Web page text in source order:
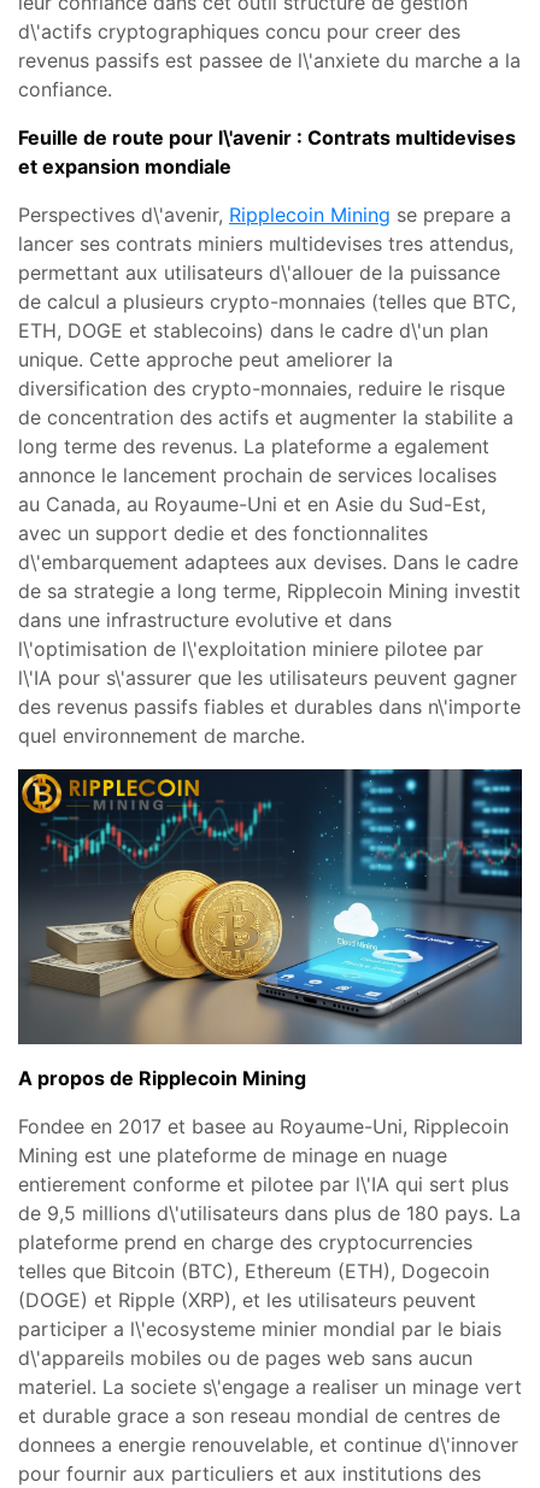
d\'actifs cryptographiques concu pour creer des
revenus passifs est passee de l\'anxiete du marche a la
confiance.
Feuille de route pour l\'avenir : Contrats multidevises
et expansion mondiale
Perspectives d\'avenir, Ripplecoin Mining se prepare a
lancer ses contrats miniers multidevises tres attendus,
permettant aux utilisateurs d\'allouer de la puissance
de calcul a plusieurs crypto-monnaies (telles que BTC,
ETH, DOGE et stablecoins) dans le cadre d\'un plan
unique. Cette approche peut ameliorer la
diversification des crypto-monnaies, reduire le risque
de concentration des actifs et augmenter la stabilite a
long terme des revenus. La plateforme a egalement
annonce le lancement prochain de services localises
au Canada, au Royaume-Uni et en Asie du Sud-Est,
avec un support dedie et des fonctionnalites
d\'embarquement adaptees aux devises. Dans le cadre
de sa strategie a long terme, Ripplecoin Mining investit
dans une infrastructure evolutive et dans
l\'optimisation de l\'exploitation miniere pilotee par
l\'IA pour s\'assurer que les utilisateurs peuvent gagner
des revenus passifs fiables et durables dans n\'importe
quel environnement de marche.
A propos de Ripplecoin Mining
Fondee en 2017 et basee au Royaume-Uni, Ripplecoin
Mining est une plateforme de minage en nuage
entierement conforme et pilotee par l\'IA qui sert plus
de 9,5 millions d\'utilisateurs dans plus de 180 pays. La
plateforme prend en charge des cryptocurrencies
telles que Bitcoin (BTC), Ethereum (ETH), Dogecoin
(DOGE) et Ripple (XRP), et les utilisateurs peuvent
participer a l\'ecosysteme minier mondial par le biais
d\'appareils mobiles ou de pages web sans aucun
materiel. La societe s\'engage a realiser un minage vert
et durable grace a son reseau mondial de centres de
donnees a energie renouvelable, et continue d\'innover
pour fournir aux particuliers et aux institutions des